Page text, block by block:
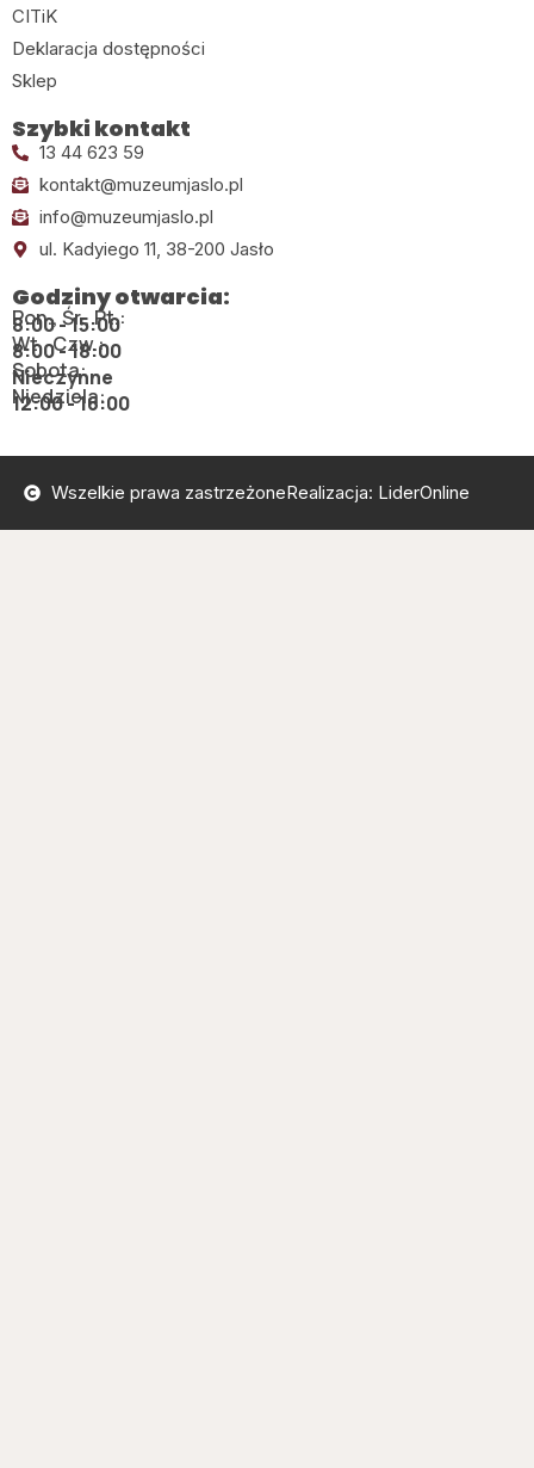
CITiK
Deklaracja dostępności
Sklep
Szybki kontakt
13 44 623 59
kontakt@muzeumjaslo.pl
info@muzeumjaslo.pl
ul. Kadyiego 11, 38-200 Jasło
Godziny otwarcia:
Pon., Śr., Pt.:
8:00 - 15:00
Wt., Czw.:
8:00 - 18:00
Sobota:
Nieczynne
Niedziela:
12:00 - 16:00
Wszelkie prawa zastrzeżoneRealizacja: LiderOnline